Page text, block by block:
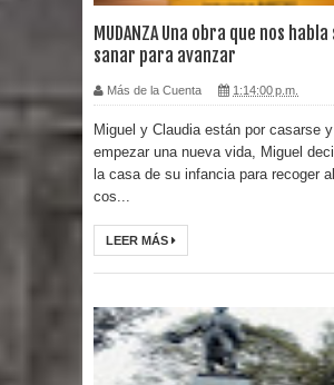
MUDANZA Una obra que nos
sanar para avanzar
Más de la Cuenta 1:14:00 p.m.
Miguel y Claudia están por casarse
empezar una nueva vida, Miguel
la casa de su infancia para recoger
cos...
LEER MÁS